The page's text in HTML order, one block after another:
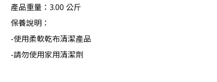
產品重量：3.00 公斤
保養說明：
-使用柔軟乾布清潔產品
-請勿使用家用清潔劑